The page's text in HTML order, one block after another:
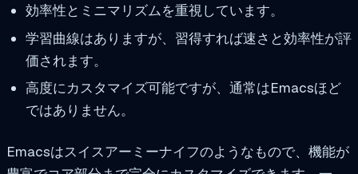
効率性とミニマリズムを重視しています。
学習曲線はありますが、習得すれば速さと効率性が評
価されます。
高度にカスタマイズ可能ですが、通常はEmacsほど
ではありません。
Emacsはスイスアーミーナイフのようなもので、機能が